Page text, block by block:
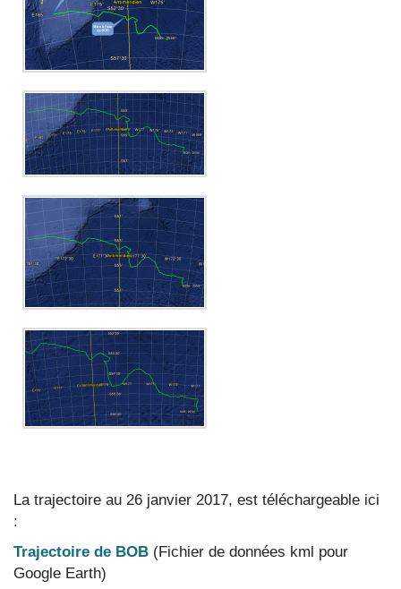
La trajectoire au 26 janvier 2017, est téléchargeable ici
:
Trajectoire de BOB (Fichier de données kml pour
Google Earth)